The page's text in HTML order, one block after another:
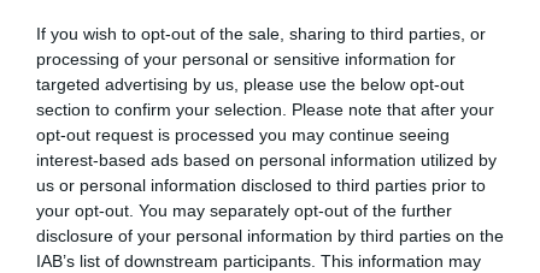
If you wish to opt-out of the sale, sharing to third parties, or
processing of your personal or sensitive information for
targeted advertising by us, please use the below opt-out
section to confirm your selection. Please note that after your
opt-out request is processed you may continue seeing
interest-based ads based on personal information utilized by
us or personal information disclosed to third parties prior to
your opt-out. You may separately opt-out of the further
disclosure of your personal information by third parties on the
IAB’s list of downstream participants. This information may